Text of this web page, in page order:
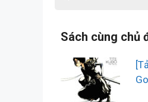
Sách cùng chủ